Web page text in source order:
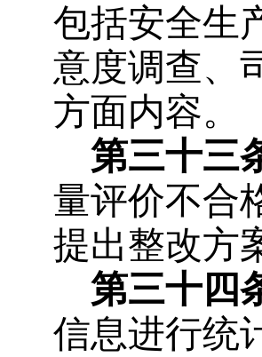
包括安全生
意度调查、
方面内容。
第三十三
量评价不合
提出整改方
第三十四
信息进行统